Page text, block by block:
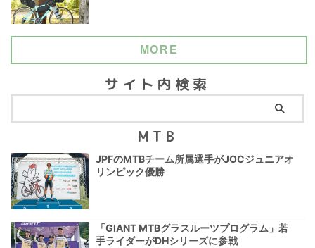
MORE
サイト内検索
MTB
JPFのMTBチーム所属選手がJOCジュニアオ
リンピック優勝
「GIANT MTBグラスルーツプログラム」若
手ライダーがDHシリーズに参戦